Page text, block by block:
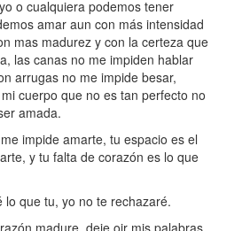
o cualquiera podemos tener
amar aun con más intensidad
mas madurez y con la certeza que
las canas no me impiden hablar
arrugas no me impide besar,
cuerpo que no es tan perfecto no
amada.
impide amarte, tu espacio es el
y tu falta de corazón es lo que
lo que tu, yo no te rechazaré.
madure, deje oir mis palabras